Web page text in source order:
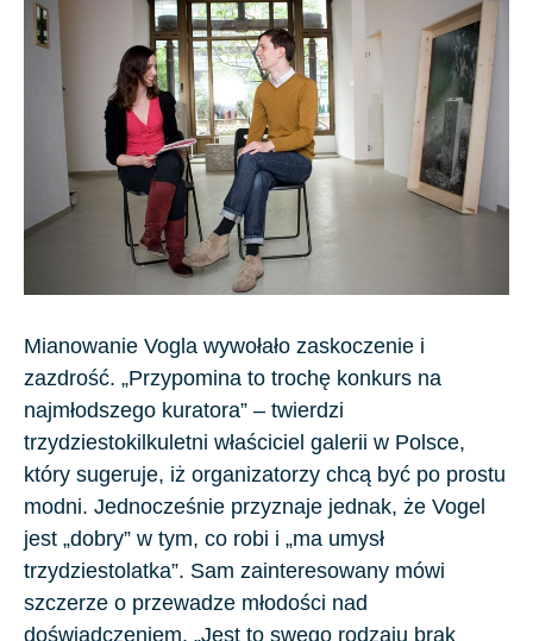
Mianowanie Vogla wywołało zaskoczenie i
zazdrość. „Przypomina to trochę konkurs na
najmłodszego kuratora” – twierdzi
trzydziestokilkuletni właściciel galerii w Polsce,
który sugeruje, iż organizatorzy chcą być po prostu
modni. Jednocześnie przyznaje jednak, że Vogel
jest „dobry” w tym, co robi i „ma umysł
trzydziestolatka”. Sam zainteresowany mówi
szczerze o przewadze młodości nad
doświadczeniem. „Jest to swego rodzaju brak